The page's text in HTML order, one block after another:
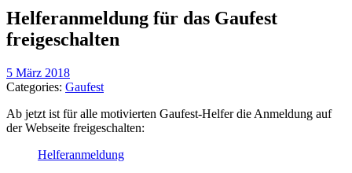
Helferanmeldung für das Gaufest
freigeschalten
5 März 2018
Categories: Gaufest
Ab jetzt ist für alle motivierten Gaufest-Helfer die Anmeldung auf
der Webseite freigeschalten:
Helferanmeldung